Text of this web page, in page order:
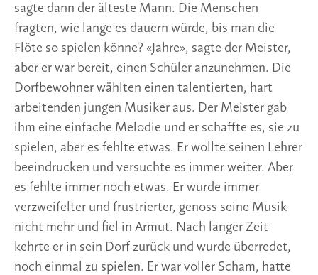
sagte dann der älteste Mann. Die Menschen
fragten, wie lange es dauern würde, bis man die
Flöte so spielen könne? «Jahre», sagte der Meister,
aber er war bereit, einen Schüler anzunehmen. Die
Dorfbewohner wählten einen talentierten, hart
arbeitenden jungen Musiker aus. Der Meister gab
ihm eine einfache Melodie und er schaffte es, sie zu
spielen, aber es fehlte etwas. Er wollte seinen Lehrer
beeindrucken und versuchte es immer weiter. Aber
es fehlte immer noch etwas. Er wurde immer
verzweifelter und frustrierter, genoss seine Musik
nicht mehr und fiel in Armut. Nach langer Zeit
kehrte er in sein Dorf zurück und wurde überredet,
noch einmal zu spielen. Er war voller Scham, hatte